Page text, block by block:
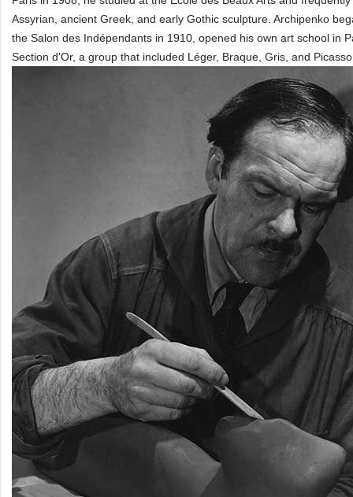
Assyrian, ancient Greek, and early Gothic sculpture. Archipenko
the Salon des Indépendants in 1910, opened his own art school in
Section d'Or, a group that included Léger, Braque, Gris, and